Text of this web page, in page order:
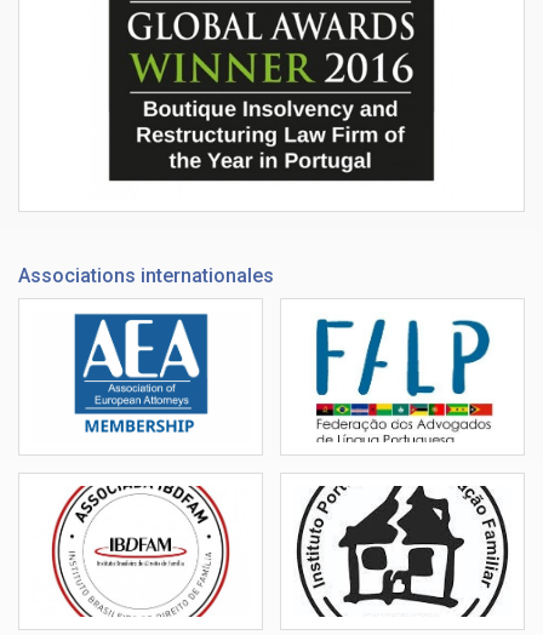
Associations internationales